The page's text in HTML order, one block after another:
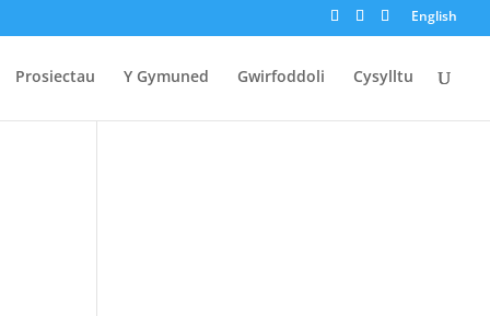
English
Prosiectau Y Gymuned Gwirfoddoli Cysylltu